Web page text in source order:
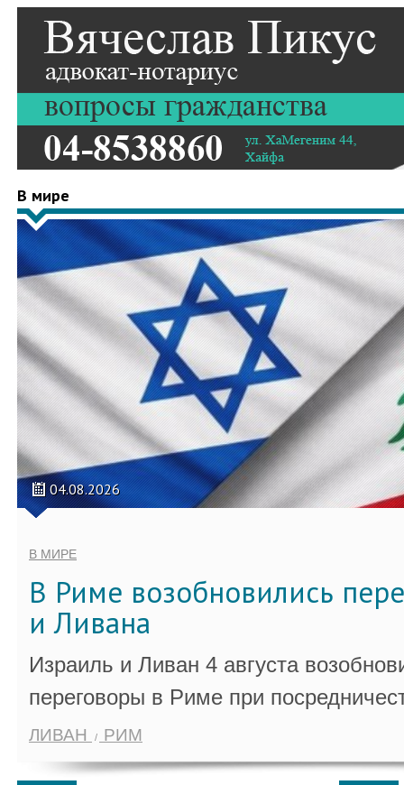
В мире
04.08.2026
В МИРЕ
В Риме возобновились
и Ливана
Израиль и Ливан 4 августа
переговоры в Риме при
ЛИВАН РИМ